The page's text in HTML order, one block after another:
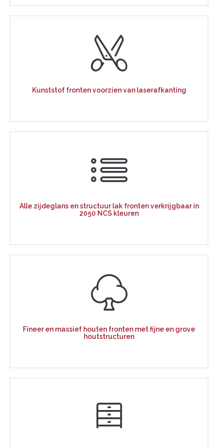
Kunststof fronten voorzien van laserafkanting
Alle zijdeglans en structuur lak fronten verkrijgbaar in
2050 NCS kleuren
Fineer en massief houten fronten met fijne en grove
houtstructuren